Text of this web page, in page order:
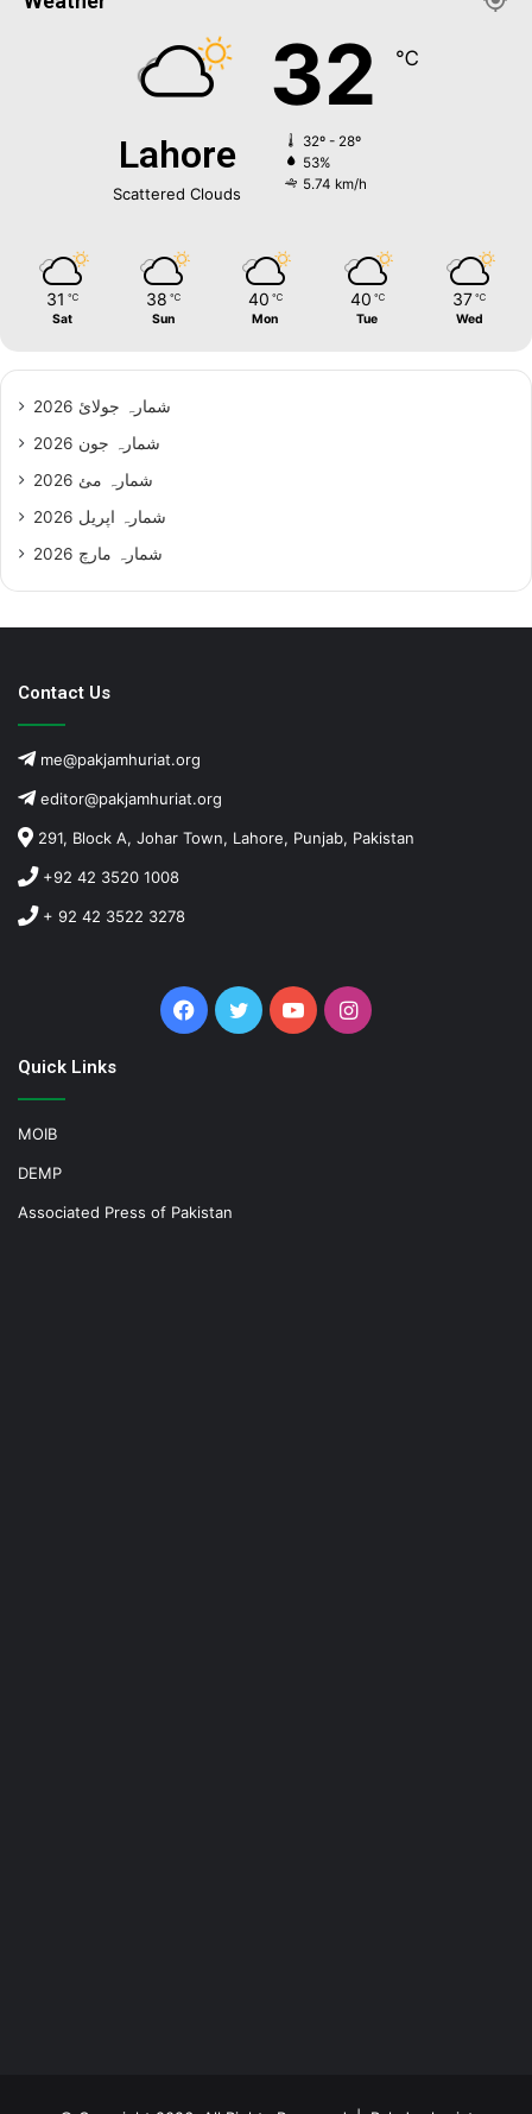
Lahore
Scattered Clouds
32 ℃
32º - 28º
53%
5.74 km/h
31 ℃
Sat
38 ℃
Sun
40 ℃
Mon
40 ℃
Tue
37 ℃
Wed
شمارہ جولائ 2026
شمارہ جون 2026
شمارہ مئ 2026
شمارہ اپریل 2026
شمارہ مارچ 2026
Contact Us
me@pakjamhuriat.org
editor@pakjamhuriat.org
291, Block A, Johar Town, Lahore, Punjab, Pakistan
+92 42 3520 1008
+ 92 42 3522 3278
Facebook
TwitterYouTubeInstagram
Quick Links
MOIB
DEMP
Associated Press of Pakistan